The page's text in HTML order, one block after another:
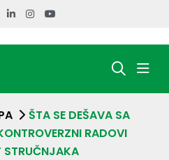
ŠTA SE DEŠAVA SA
RADOVI
STRUČNJAKA